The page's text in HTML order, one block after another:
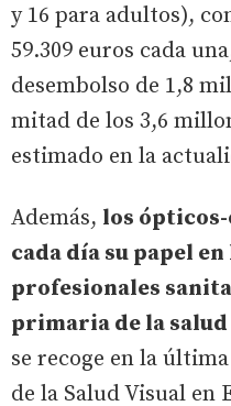
y 16 para adultos),
59.309 euros cada
desembolso de 1,8
mitad de los 3,6
estimado en la
Además, los
cada día su papel
profesionales
primaria de la
se recoge en la
de la Salud Visual en